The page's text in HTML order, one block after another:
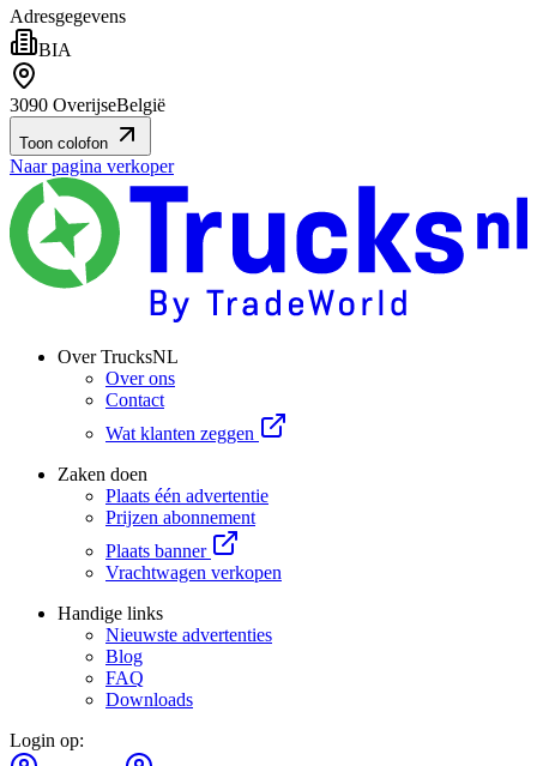
Adresgegevens
BIA
3090 OverijseBelgië
Toon colofon
Naar pagina verkoper
Over TrucksNL
Over ons
Contact
Wat klanten zeggen
Zaken doen
Plaats één advertentie
Prijzen abonnement
Plaats banner
Vrachtwagen verkopen
Handige links
Nieuwste advertenties
Blog
FAQ
Downloads
Login op: